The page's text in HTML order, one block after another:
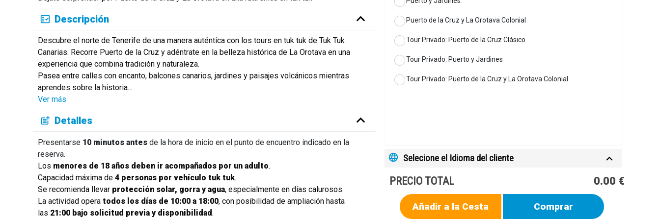
Descripción
Descubre el norte de Tenerife de una manera auténtica con los tours en tuk tuk de Tuk Tuk
Canarias. Recorre Puerto de la Cruz y adéntrate en la belleza histórica de La Orotava en una
experiencia que combina tradición y naturaleza.
Pasea entre calles con encanto, balcones canarios, jardines y paisajes volcánicos mientras
aprendes sobre la historia…
Ver más
Detalles
Presentarse 10 minutos antesde la hora de inicio en el punto de encuentro indicado en la
reserva.
Los menores de 18 años deben ir acompañados por un adulto.
Capacidad máxima de 4 personas por vehículo tuk tuk.
Se recomienda llevar protección solar, gorra y agua, especialmente en días calurosos.
La actividad opera todos los días de 10:00 a 18:00, con posibilidad de ampliación hasta
las 21:00 bajo solicitud previa y disponibilidad .
Puerto de la Cruz y La Orotava Colonial
Tour Privado: Puerto de la Cruz Clásico
Tour Privado: Puerto y Jardines
Tour Privado: Puerto de la Cruz y La Orotava Colonial
Selecione el Idioma del cliente
PRECIO TOTAL 0.00 €
Añadir a la Cesta Comprar